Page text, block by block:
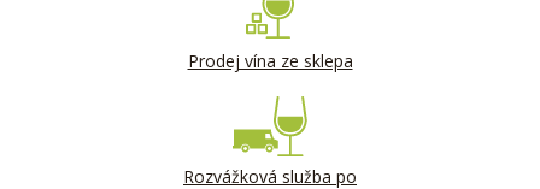
Prodej vína ze sklepa
Rozvážková služba po